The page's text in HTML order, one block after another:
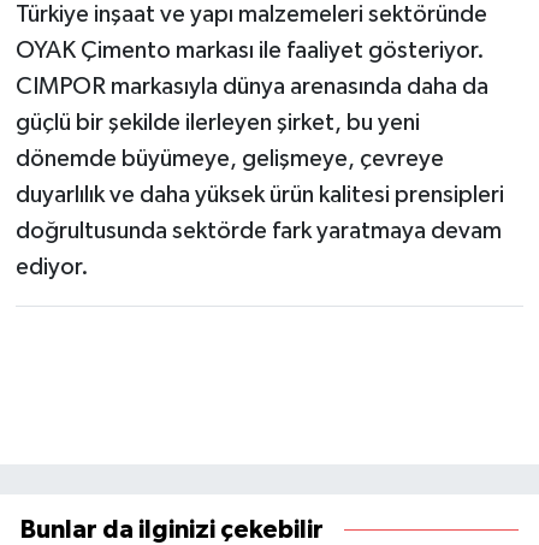
Türkiye inşaat ve yapı malzemeleri sektöründe
OYAK Çimento markası ile faaliyet gösteriyor.
CIMPOR markasıyla dünya arenasında daha da
güçlü bir şekilde ilerleyen şirket, bu yeni
dönemde büyümeye, gelişmeye, çevreye
duyarlılık ve daha yüksek ürün kalitesi prensipleri
doğrultusunda sektörde fark yaratmaya devam
ediyor.
Bunlar da ilginizi çekebilir